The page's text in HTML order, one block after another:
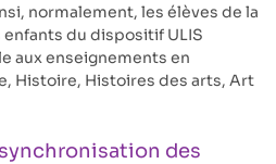
normalement, les élèves de la
enfants du dispositif ULIS
aux enseignements en
Histoire, Histoires des arts, Art
des